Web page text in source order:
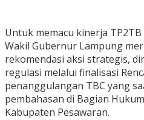
Untuk memacu kinerja
Wakil Gubernur Lampung
rekomendasi aksi strategis,
regulasi melalui finalisasi
penanggulangan TBC yang
pembahasan di Bagian
Kabupaten Pesawaran.